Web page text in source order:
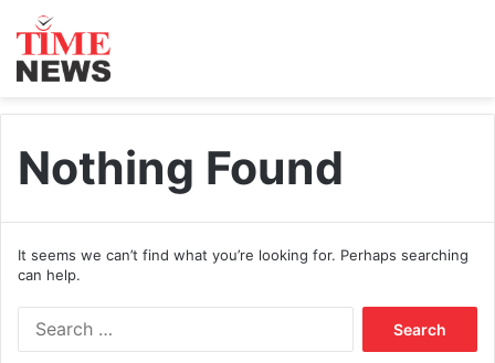
Nothing Found
It seems we can’t find what you’re looking for. Perhaps searching
can help.